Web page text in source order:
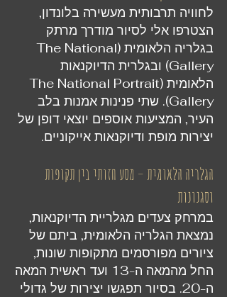
לחוויה תרבותית מעשירה בלונדון,
הצטרפו אלי לסיור מודרך מרתק
בגלריה הלאומית (The National
Gallery) ובגלרית הדיוקנאות
הלאומית (The National Portrait
Gallery). שתי פנינות אמנות בלב
העיר, המציעות אוספים יוצאי דופן של
יצירות מופת ודיוקנאות אייקוניים.
הגלריה הלאומית – מסע חזותי בין תקופות
וסגנונות
במרחק צעדים מגלריית הדיוקנאות,
נמצאת הגלריה הלאומית, ביתם של
ציורים מפורסמים מתקופות שונות,
החל מהמאה ה-13 ועד ראשית המאה
ה-20. בסיור תפגשו יצירות של גדולי